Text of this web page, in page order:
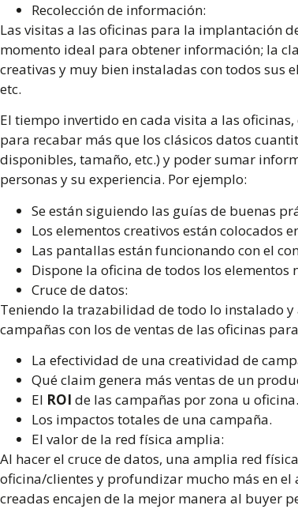
Recolección de información:
Las visitas a las oficinas para la implantación
momento ideal para obtener información; la
creativas y muy bien instaladas con todos sus
etc.
El tiempo invertido en cada visita a las
para recabar más que los clásicos datos
disponibles, tamaño, etc.) y poder sumar
personas y su experiencia. Por ejemplo:
Se están siguiendo las guías de buenas
Los elementos creativos están colocados
Las pantallas están funcionando con el
Dispone la oficina de todos los elementos
Cruce de datos:
Teniendo la trazabilidad de todo lo instalado
campañas con los de ventas de las oficinas
La efectividad de una creatividad de
Qué claim genera más ventas de un
El ROI de las campañas por zona u oficina.
Los impactos totales de una campaña.
El valor de la red física amplia:
Al hacer el cruce de datos, una amplia red
oficina/clientes y profundizar mucho más en
creadas encajen de la mejor manera al buyer